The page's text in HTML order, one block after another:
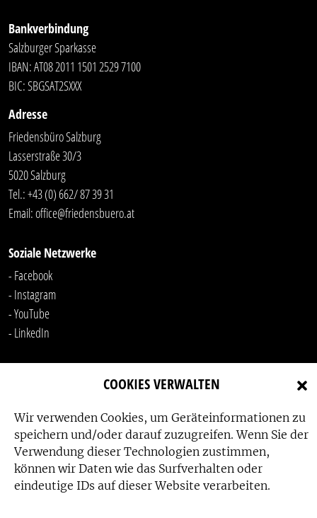
COOKIES VERWALTEN
Wir verwenden Cookies, um Geräteinformationen zu
speichern und/oder darauf zuzugreifen. Wenn Sie der
Verwendung dieser Technologien zustimmen,
können wir Daten wie das Surfverhalten oder
eindeutige IDs auf dieser Website verarbeiten.
Bankverbindung
Salzburger Sparkasse
IBAN: AT08 2011 1501 2529 7100
BIC: SBGSAT2SXXX
Adresse
Friedensbüro Salzburg
Lasserstraße 30/3
5020 Salzburg
Tel.:+43 (0) 662/ 87 39 31
Email:office@friedensbuero.at
Soziale Netzwerke
- Facebook
- Instagram
- YouTube
- LinkedIn
Das Friedensbüro wird gefördert von: